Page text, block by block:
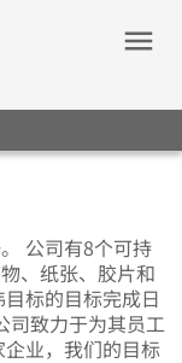
menu
公司有8个可持
、纸张、胶片和
标的目标完成日
司致力于为其员工
业，我们的目标